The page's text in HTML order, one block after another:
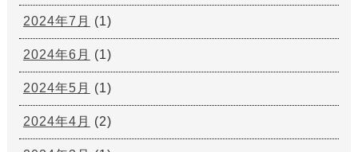
2024年7月 (1)
2024年6月 (1)
2024年5月 (1)
2024年4月 (2)